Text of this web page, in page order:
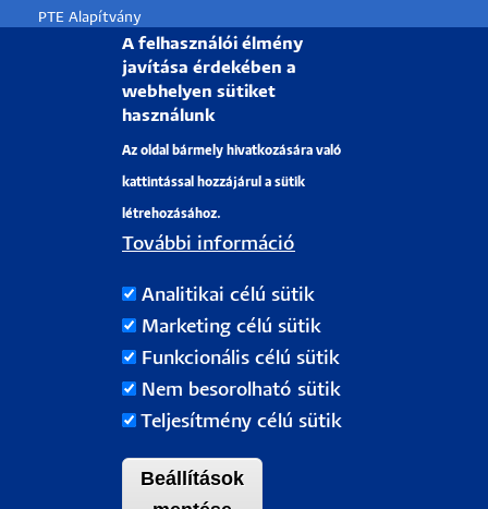
PTE Alapítvány
Partnerkapcsolati lehetőségek
Médiaajánlat
Pályázati projektek
H-7622 Pécs, Vasvári Pál utca. 4.
Tel.:+36-72/501-500
A felhasználói élmény
javítása érdekében a
webhelyen sütiket
használunk
Az oldal bármely hivatkozására való
kattintással hozzájárul a sütik
létrehozásához.
További információ
Analitikai célú sütik
Marketing célú sütik
Funkcionális célú sütik
Nem besorolható sütik
Teljesítmény célú sütik
Beállítások